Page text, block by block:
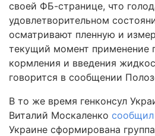
своей ФБ-странице, что
удовлетворительном
осматривают пленную и
текущий момент применение
кормления и введения
говорится в сообщении
В то же время генконсул
Виталий Москаленко сообщил
Украине сформирована